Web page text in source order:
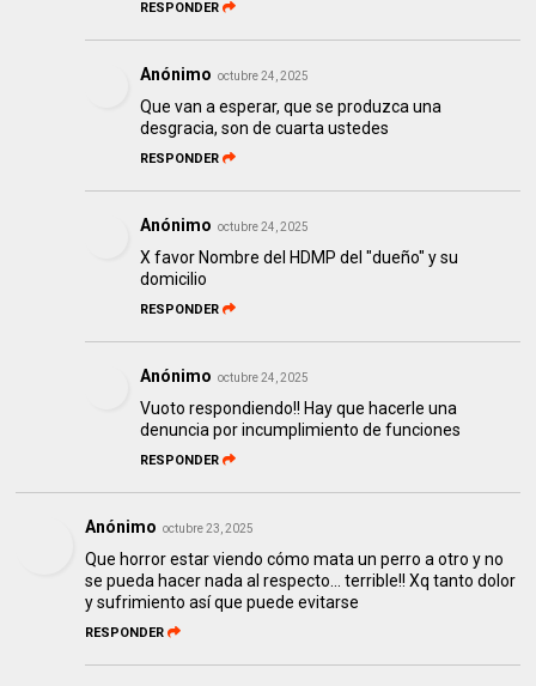
RESPONDER
Anónimo octubre 24, 2025
Que van a esperar, que se produzca una
desgracia, son de cuarta ustedes
RESPONDER
Anónimo octubre 24, 2025
X favor Nombre del HDMP del "dueño" y su
domicilio
RESPONDER
Anónimo octubre 24, 2025
Vuoto respondiendo!! Hay que hacerle una
denuncia por incumplimiento de funciones
RESPONDER
Anónimo octubre 23, 2025
Que horror estar viendo cómo mata un perro a otro y no
se pueda hacer nada al respecto... terrible!! Xq tanto dolor
y sufrimiento así que puede evitarse
RESPONDER